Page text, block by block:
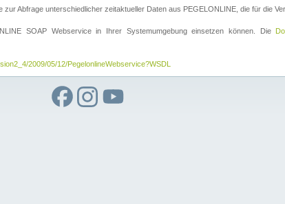
Abfrage unterschiedlicher zeitaktueller Daten aus PEGELONLINE, die für die
SOAP Webservice in Ihrer Systemumgebung einsetzen können. Die
2009/05/12/PegelonlineWebservice?WSDL